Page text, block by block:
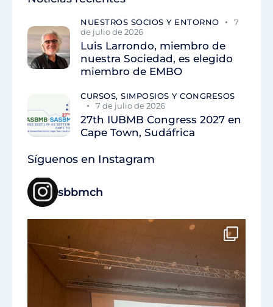
NUESTROS SOCIOS Y ENTORNO
7
de julio de 2026
Luis Larrondo, miembro de
nuestra Sociedad, es elegido
miembro de EMBO
CURSOS, SIMPOSIOS Y CONGRESOS
7 de julio de 2026
27th IUBMB Congress 2027 en
Cape Town, Sudáfrica
Síguenos en Instagram
sbbmch